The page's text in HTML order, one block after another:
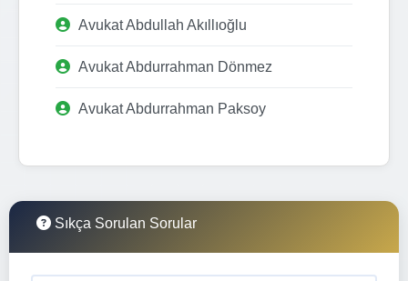
Avukat Abdullah Akıllıoğlu
Avukat Abdurrahman Dönmez
Avukat Abdurrahman Paksoy
Sıkça Sorulan Sorular